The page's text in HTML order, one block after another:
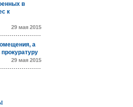
в
к
29 мая 2015
а
29 мая 2015